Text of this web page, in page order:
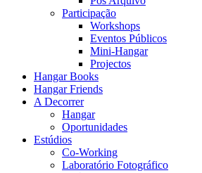
Participação
Workshops
Eventos Públicos
Mini-Hangar
Projectos
Hangar Books
Hangar Friends
A Decorrer
Hangar
Oportunidades
Estúdios
Co-Working
Laboratório Fotográfico